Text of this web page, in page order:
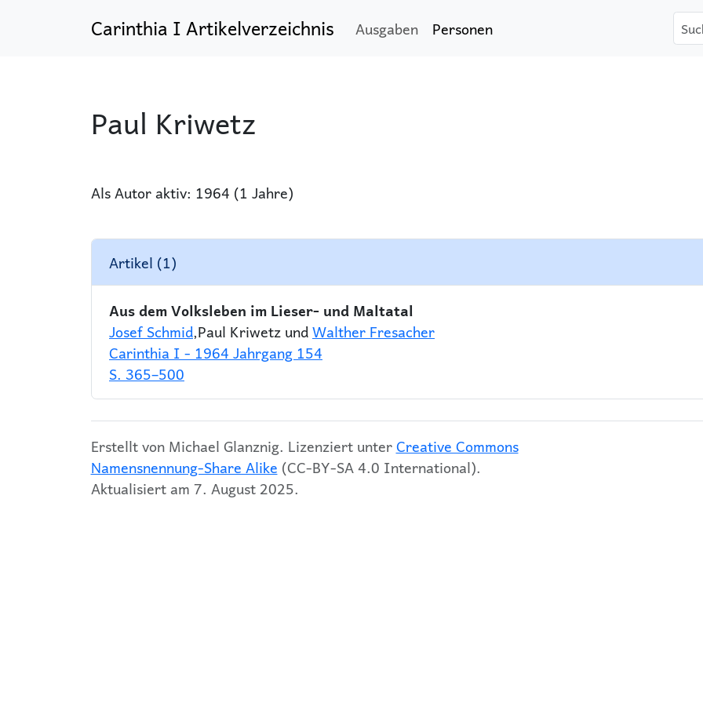
Carinthia I Artikelverzeichnis Ausgaben Personen
Paul Kriwetz
Als Autor aktiv: 1964 (1 Jahre)
Artikel (1)
Aus dem Volksleben im Lieser- und Maltatal
Josef Schmid,Paul Kriwetz undWalther Fresacher
Carinthia I - 1964 Jahrgang 154
S. 365–500
Erstellt von Michael Glanznig. Lizenziert unterCreative Commons
Namensnennung-Share Alike (CC-BY-SA 4.0 International).
Aktualisiert am 7. August 2025.